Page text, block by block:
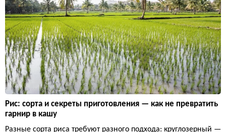
Рис: сорта и секреты приготовления — как не превратить
гарнир в кашу
Разные сорта риса требуют разного подхода: круглозерный —